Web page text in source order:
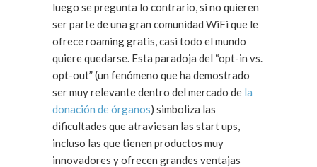
luego se pregunta lo contrario, si no quieren
ser parte de una gran comunidad WiFi que le
ofrece roaming gratis, casi todo el mundo
quiere quedarse. Esta paradoja del “opt-in vs.
opt-out” (un fenómeno que ha demostrado
ser muy relevante dentro del mercado de la
donación de órganos) simboliza las
dificultades que atraviesan las start ups,
incluso las que tienen productos muy
innovadores y ofrecen grandes ventajas